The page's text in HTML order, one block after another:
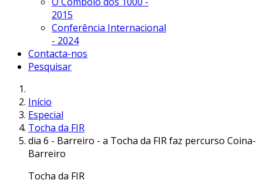
2015
Conferência Internacional
- 2024
Contacta-nos
Pesquisar
Início
Especial
Tocha da FIR
dia 6 - Barreiro - a Tocha da FIR faz percurso Coina-
Barreiro
Tocha da FIR